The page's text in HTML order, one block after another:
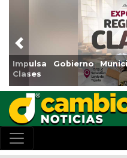
Gobierno Municipal
Previous